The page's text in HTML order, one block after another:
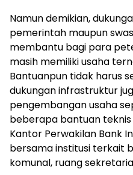
Namun demikian,
pemerintah maupun
membantu bagi para
masih memiliki usaha
Bantuanpun tidak harus
dukungan infrastruktur
pengembangan usaha
beberapa bantuan
Kantor Perwakilan Bank
bersama institusi terkait
komunal, ruang